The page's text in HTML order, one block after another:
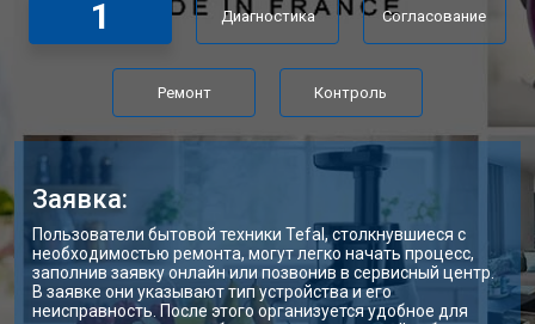
1 Диагностика Согласование
Ремонт Контроль
Заявка:
Пользователи бытовой техники Tefal, столкнувшиеся с
необходимостью ремонта, могут легко начать процесс,
заполнив заявку онлайн или позвонив в сервисный центр.
В заявке они указывают тип устройства и его
неисправность. После этого организуется удобное для